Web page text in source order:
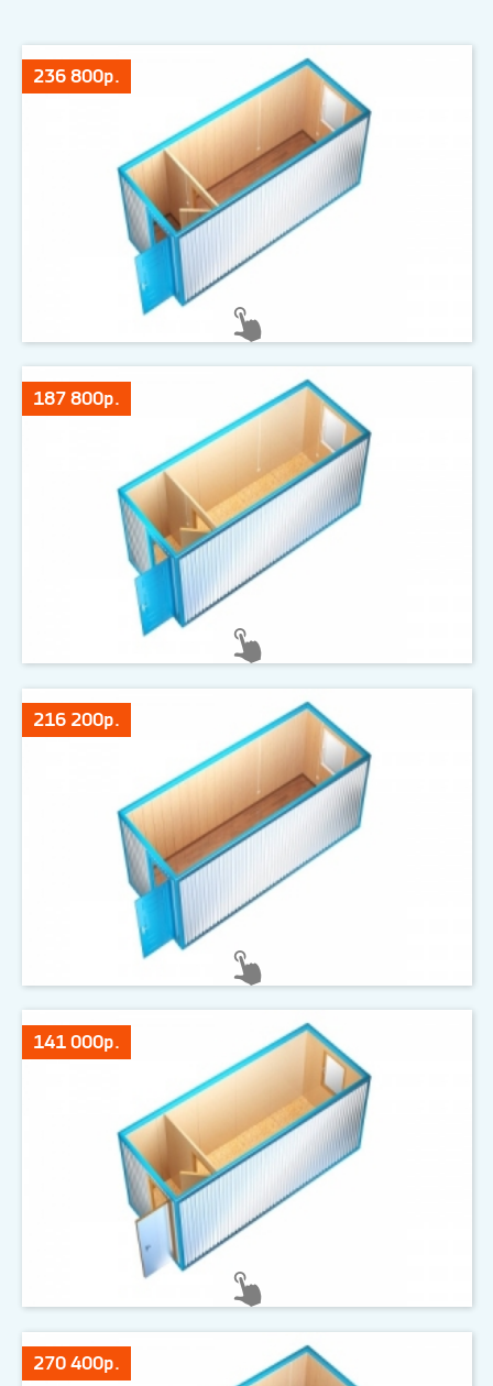
236 800р.
187 800р.
216 200р.
141 000р.
270 400р.